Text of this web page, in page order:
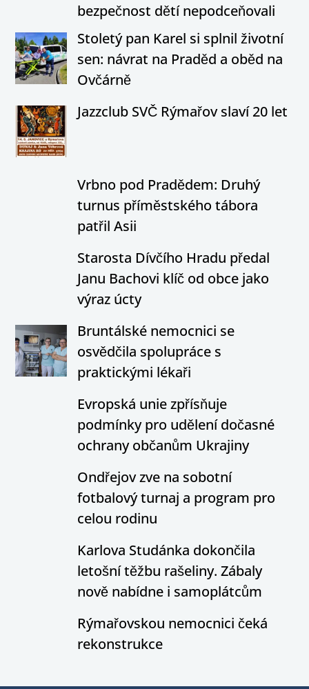
bezpečnost dětí nepodceňovali
Stoletý pan Karel si splnil životní
sen: návrat na Praděd a oběd na
Ovčárně
Jazzclub SVČ Rýmařov slaví 20 let
Vrbno pod Pradědem: Druhý
turnus příměstského tábora
patřil Asii
Starosta Dívčího Hradu předal
Janu Bachovi klíč od obce jako
výraz úcty
Bruntálské nemocnici se
osvědčila spolupráce s
praktickými lékaři
Evropská unie zpřísňuje
podmínky pro udělení dočasné
ochrany občanům Ukrajiny
Ondřejov zve na sobotní
fotbalový turnaj a program pro
celou rodinu
Karlova Studánka dokončila
letošní těžbu rašeliny. Zábaly
nově nabídne i samoplátcům
Rýmařovskou nemocnici čeká
rekonstrukce